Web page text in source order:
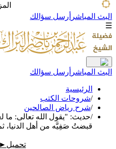
البث المباشر أرسل سؤالك
☰
البث المباشر أرسل سؤالك
الرئيسية
/شروحات الكتب
/شرح رياض الصالحين
/حديث: "يقول الله تعالى: ما
قبضتُ صَفِيَّه من أهل الدنيا،
تحميل ►